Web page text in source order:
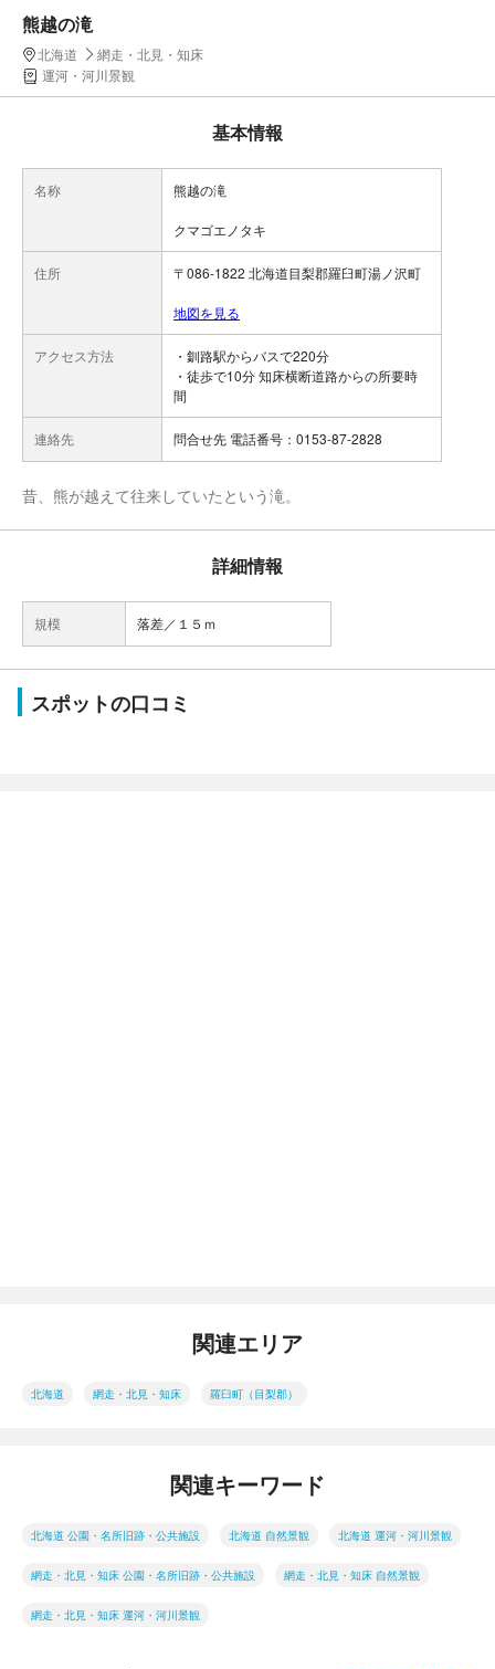
熊越の滝
北海道
網走・北見・知床
運河・河川景観
基本情報
名称 熊越の滝
クマゴエノタキ
住所 〒086-1822 北海道目梨郡羅臼町湯ノ沢町
地図を見る
アクセス方法
・釧路駅からバスで220分
・徒歩で10分 知床横断道路からの所要時
間
連絡先 問合せ先 電話番号：0153-87-2828
昔、熊が越えて往来していたという滝。
詳細情報
規模 落差／１５ｍ
スポットの口コミ
関連エリア
北海道 網走・北見・知床 羅臼町（目梨郡）
関連キーワード
北海道 公園・名所旧跡・公共施設 北海道 自然景観 北海道 運河・河川景観
網走・北見・知床 公園・名所旧跡・公共施設 網走・北見・知床 自然景観
網走・北見・知床 運河・河川景観